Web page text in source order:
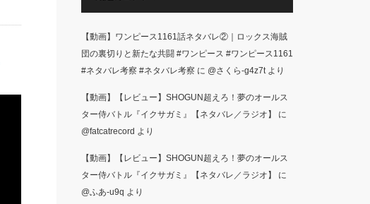
【動画】ワンピース1161話ネタバレ②｜ロックス海賊
団の裏切りと新たな共闘 #ワンピース #ワンピース1161
#ネタバレ考察 #ネタバレ考察 に @さくら-g4z7tより
【動画】【レビュー】SHOGUN超えろ！夢のオールス
ター侍バトル『イクサガミ』【ネタバレ／ラジオ】
に
@fatcatrecord より
【動画】【レビュー】SHOGUN超えろ！夢のオールス
ター侍バトル『イクサガミ』【ネタバレ／ラジオ】
に
@ふあ-u9q より